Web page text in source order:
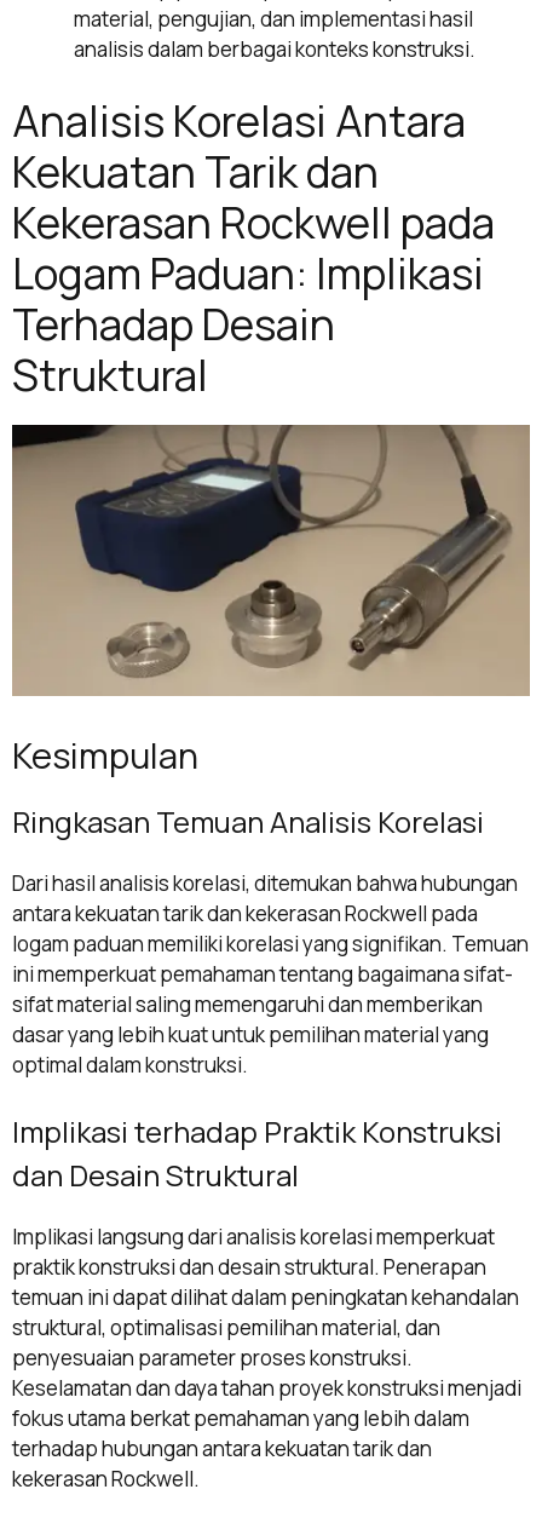
material, pengujian, dan implementasi hasil
analisis dalam berbagai konteks konstruksi.
Analisis Korelasi Antara
Kekuatan Tarik dan
Kekerasan Rockwell pada
Logam Paduan: Implikasi
Terhadap Desain
Struktural
Kesimpulan
Ringkasan Temuan Analisis Korelasi
Dari hasil analisis korelasi, ditemukan bahwa hubungan
antara kekuatan tarik dan kekerasan Rockwell pada
logam paduan memiliki korelasi yang signifikan. Temuan
ini memperkuat pemahaman tentang bagaimana sifat-
sifat material saling memengaruhi dan memberikan
dasar yang lebih kuat untuk pemilihan material yang
optimal dalam konstruksi.
Implikasi terhadap Praktik Konstruksi
dan Desain Struktural
Implikasi langsung dari analisis korelasi memperkuat
praktik konstruksi dan desain struktural. Penerapan
temuan ini dapat dilihat dalam peningkatan kehandalan
struktural, optimalisasi pemilihan material, dan
penyesuaian parameter proses konstruksi.
Keselamatan dan daya tahan proyek konstruksi menjadi
fokus utama berkat pemahaman yang lebih dalam
terhadap hubungan antara kekuatan tarik dan
kekerasan Rockwell.